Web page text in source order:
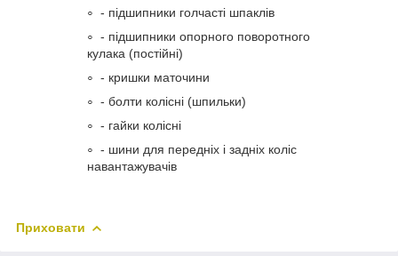
- підшипники голчасті шпаклів
- підшипники опорного поворотного
кулака (постійні)
- кришки маточини
- болти колісні (шпильки)
- гайки колісні
- шини для передніх і задніх коліс
навантажувачів
Приховати